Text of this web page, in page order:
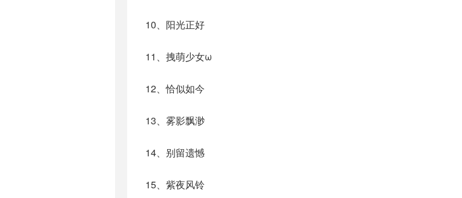
10、阳光正好
11、拽萌少女ω
12、恰似如今
13、雾影飘渺
14、别留遗憾
15、紫夜风铃